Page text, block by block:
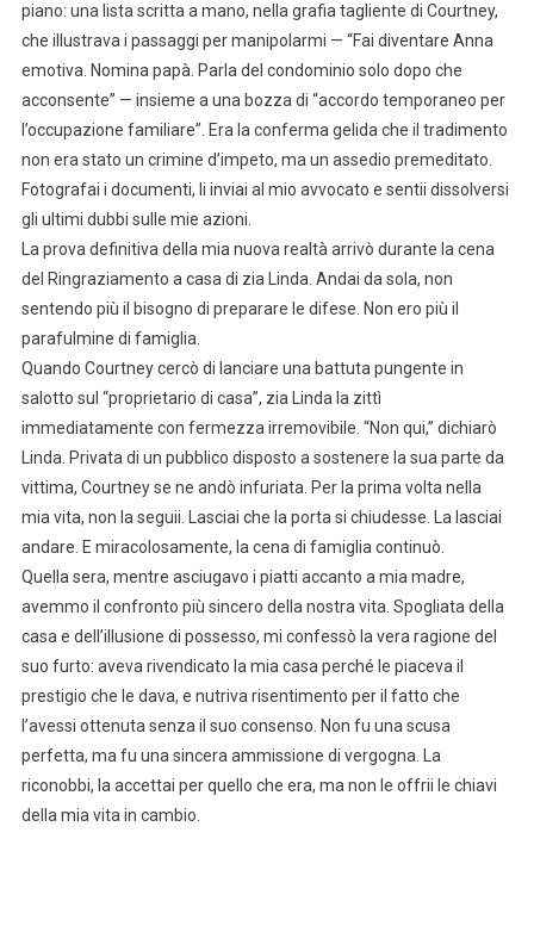
piano: una lista scritta a mano, nella grafia tagliente di Courtney,
che illustrava i passaggi per manipolarmi — “Fai diventare Anna
emotiva. Nomina papà. Parla del condominio solo dopo che
acconsente” — insieme a una bozza di “accordo temporaneo per
l’occupazione familiare”. Era la conferma gelida che il tradimento
non era stato un crimine d’impeto, ma un assedio premeditato.
Fotografai i documenti, li inviai al mio avvocato e sentii dissolversi
gli ultimi dubbi sulle mie azioni.
La prova definitiva della mia nuova realtà arrivò durante la cena
del Ringraziamento a casa di zia Linda. Andai da sola, non
sentendo più il bisogno di preparare le difese. Non ero più il
parafulmine di famiglia.
Quando Courtney cercò di lanciare una battuta pungente in
salotto sul “proprietario di casa”, zia Linda la zittì
immediatamente con fermezza irremovibile. “Non qui,” dichiarò
Linda. Privata di un pubblico disposto a sostenere la sua parte da
vittima, Courtney se ne andò infuriata. Per la prima volta nella
mia vita, non la seguii. Lasciai che la porta si chiudesse. La lasciai
andare. E miracolosamente, la cena di famiglia continuò.
Quella sera, mentre asciugavo i piatti accanto a mia madre,
avemmo il confronto più sincero della nostra vita. Spogliata della
casa e dell’illusione di possesso, mi confessò la vera ragione del
suo furto: aveva rivendicato la mia casa perché le piaceva il
prestigio che le dava, e nutriva risentimento per il fatto che
l’avessi ottenuta senza il suo consenso. Non fu una scusa
perfetta, ma fu una sincera ammissione di vergogna. La
riconobbi, la accettai per quello che era, ma non le offrii le chiavi
della mia vita in cambio.